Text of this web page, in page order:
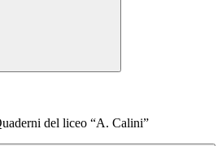
del liceo “A. Calini”